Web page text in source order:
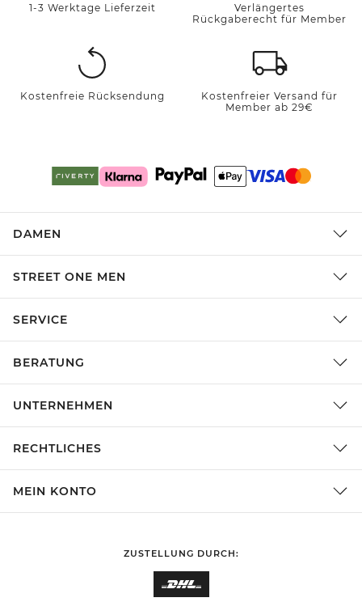
1-3 Werktage Lieferzeit
Verlängertes
Rückgaberecht für Member
Kostenfreie Rücksendung
Kostenfreier Versand für
Member ab 29€
DAMEN
STREET ONE MEN
SERVICE
BERATUNG
UNTERNEHMEN
RECHTLICHES
MEIN KONTO
ZUSTELLUNG DURCH: